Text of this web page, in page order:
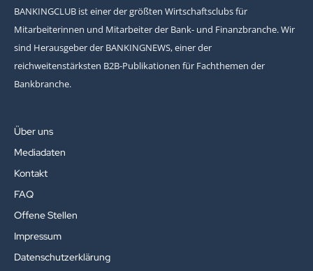
BANKINGCLUB ist einer der größten Wirtschaftsclubs für
Mitarbeiterinnen und Mitarbeiter der Bank- und Finanzbranche. Wir
sind Herausgeber der BANKINGNEWS, einer der
reichweitenstärksten B2B-Publikationen für Fachthemen der
Bankbranche.
Über uns
Mediadaten
Kontakt
FAQ
Offene Stellen
Impressum
Datenschutzerklärung